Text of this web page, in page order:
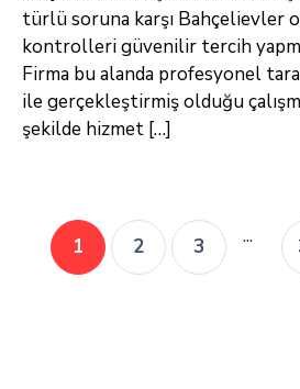
türlü soruna karşı Bahçelievler
kontrolleri güvenilir tercih
Firma bu alanda profesyonel
ile gerçekleştirmiş olduğu
şekilde hizmet […]
1 2 3 ...